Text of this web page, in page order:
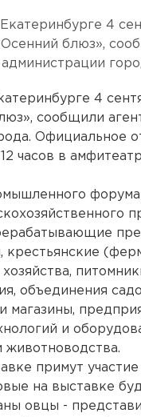
4
блюз»,
4
сообщили
Официальное
часов в
крестьянские
объединения
магазины,
и
животноводства.
примут
на выставке
овцы -